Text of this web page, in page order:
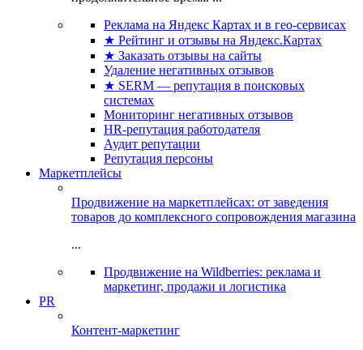
Реклама на Яндекс Картах и в гео-сервисах
★ Рейтинг и отзывы на Яндекс.Картах
★ Заказать отзывы на сайты
Удаление негативных отзывов
★ SERM — репутация в поисковых
системах
Мониторинг негативных отзывов
HR-репутация работодателя
Аудит репутации
Репутация персоны
Маркетплейсы
Продвижение на маркетплейсах: от заведения
товаров до комплексного сопровождения магазина
...
Продвижение на Wildberries: реклама и
маркетинг, продажи и логистика
PR
Контент-маркетинг